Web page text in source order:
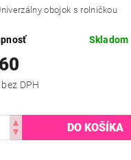
obojok s rolničkou
Skladom
€2,93 bez DPH